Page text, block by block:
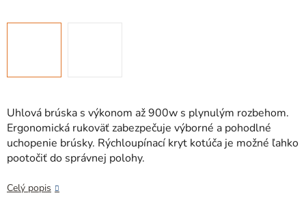
Uhlová brúska s výkonom až 900w s plynulým rozbehom.
Ergonomická rukoväť zabezpečuje výborné a pohodlné
uchopenie brúsky. Rýchloupínací kryt kotúča je možné ľahko
pootočiť do správnej polohy.
Celý popis